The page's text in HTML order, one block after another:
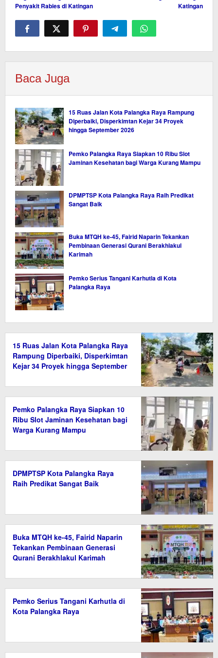
Penyakit Rabies di Katingan
Katingan
Baca Juga
15 Ruas Jalan Kota Palangka Raya Rampung
Diperbaiki, Disperkimtan Kejar 34 Proyek
hingga September 2026
Pemko Palangka Raya Siapkan 10 Ribu Slot
Jaminan Kesehatan bagi Warga Kurang Mampu
DPMPTSP Kota Palangka Raya Raih Predikat
Sangat Baik
Buka MTQH ke-45, Fairid Naparin Tekankan
Pembinaan Generasi Qurani Berakhlakul
Karimah
Pemko Serius Tangani Karhutla di Kota
Palangka Raya
15 Ruas Jalan Kota Palangka Raya
Rampung Diperbaiki, Disperkimtan
Kejar 34 Proyek hingga September
Pemko Palangka Raya Siapkan 10
Ribu Slot Jaminan Kesehatan bagi
Warga Kurang Mampu
DPMPTSP Kota Palangka Raya
Raih Predikat Sangat Baik
Buka MTQH ke-45, Fairid Naparin
Tekankan Pembinaan Generasi
Qurani Berakhlakul Karimah
Pemko Serius Tangani Karhutla di
Kota Palangka Raya